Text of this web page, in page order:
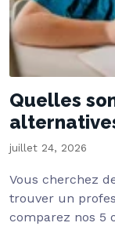
Quelles
juillet 24, 2026
Vous cherchez
trouver un
comparez nos 5